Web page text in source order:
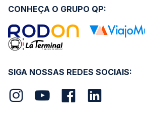
SIGA NOSSAS REDES SOCIAIS:
CONHEÇA O GRUPO QP: